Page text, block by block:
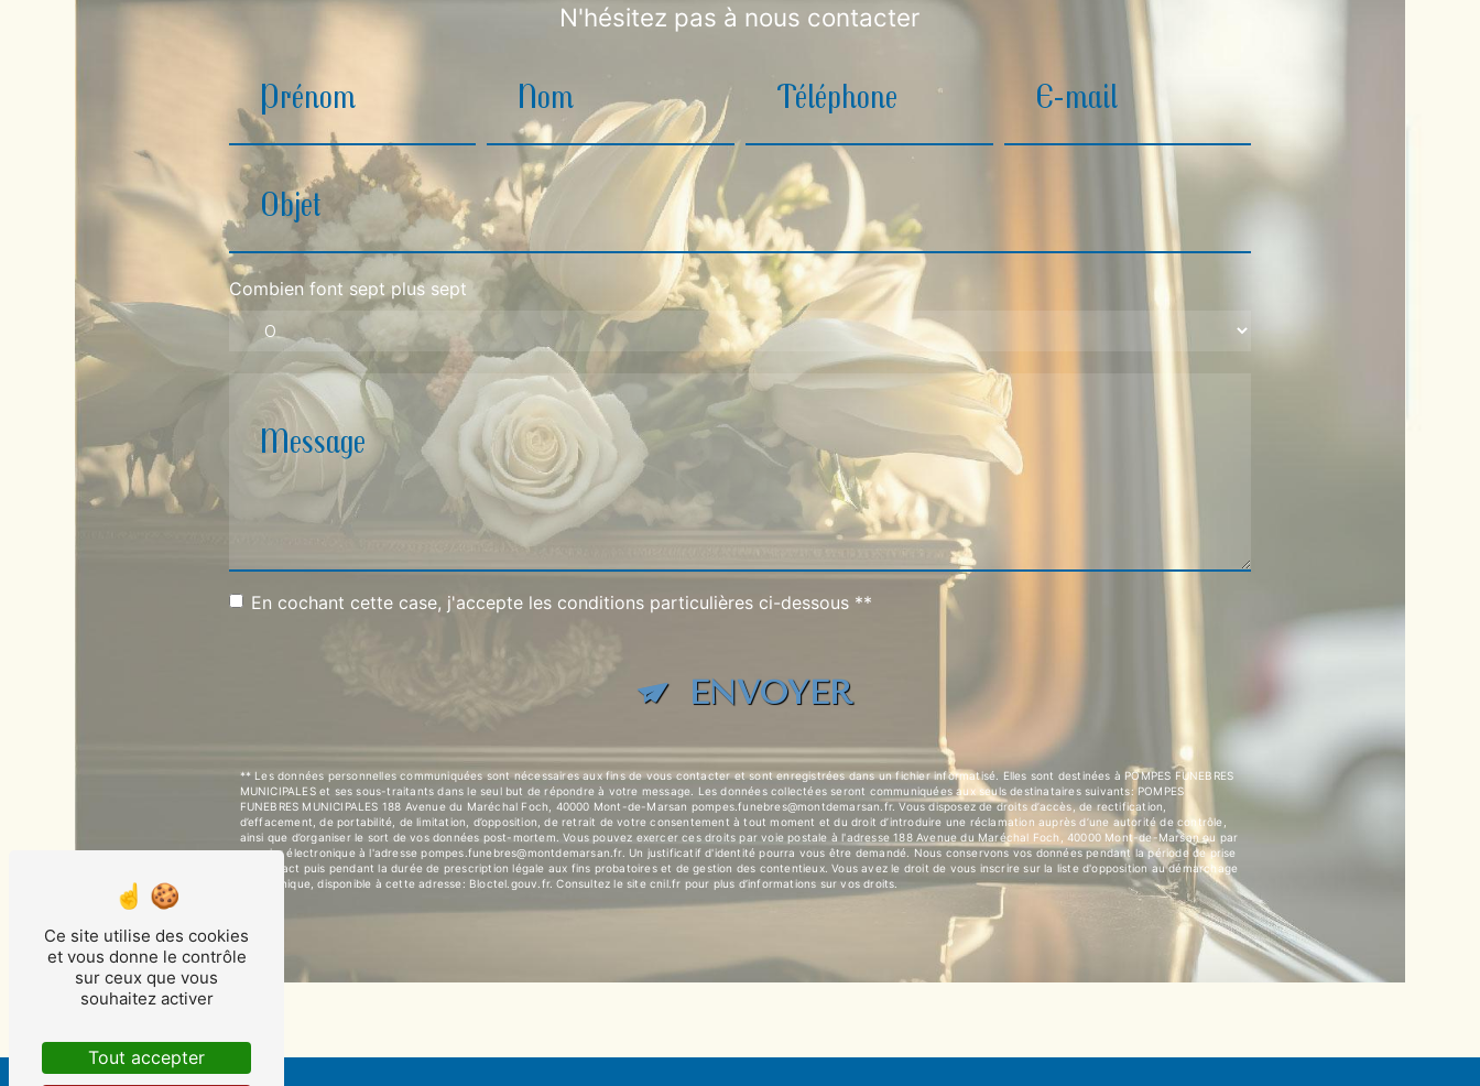
N'hésitez pas à nous contacter
Combien font sept plus sept
En cochant cette case, j'accepte les conditions particulières ci-dessous **
ENVOYER
** Les données personnelles communiquées sont nécessaires aux fins de vous contacter et sont enregistrées dans un fichier informatisé. Elles sont destinées à POMPES FUNEBRES
MUNICIPALES et ses sous-traitants dans le seul but de répondre à votre message. Les données collectées seront communiquées aux seuls destinataires suivants: POMPES
FUNEBRES MUNICIPALES 188 Avenue du Maréchal Foch, 40000 Mont-de-Marsan pompes.funebres@montdemarsan.fr. Vous disposez de droits d’accès, de rectification,
d’effacement, de portabilité, de limitation, d’opposition, de retrait de votre consentement à tout moment et du droit d’introduire une réclamation auprès d’une autorité de contrôle,
ainsi que d’organiser le sort de vos données post-mortem. Vous pouvez exercer ces droits par voie postale à l'adresse 188 Avenue du Maréchal Foch, 40000 Mont-de-Marsan ou par
courrier électronique à l'adresse pompes.funebres@montdemarsan.fr. Un justificatif d'identité pourra vous être demandé. Nous conservons vos données pendant la période de prise
de contact puis pendant la durée de prescription légale aux fins probatoires et de gestion des contentieux. Vous avez le droit de vous inscrire sur la liste d'opposition au démarchage
téléphonique, disponible à cette adresse: Bloctel.gouv.fr. Consultez le site cnil.fr pour plus d’informations sur vos droits.
Ce site utilise des cookies
et vous donne le contrôle
sur ceux que vous
souhaitez activer
Tout accepter